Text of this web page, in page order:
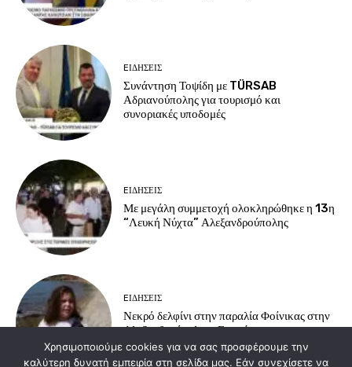
EΙΔΗΣΕΙΣ
Συνάντηση Τοψίδη με TÜRSAB
Αδριανούπολης για τουρισμό και
συνοριακές υποδομές
EΙΔΗΣΕΙΣ
Με μεγάλη συμμετοχή ολοκληρώθηκε η 13η
“Λευκή Νύχτα” Αλεξανδρούπολης
EΙΔΗΣΕΙΣ
Νεκρό δελφίνι στην παραλία Φοίνικας στην
Αλεξανδρούπολη – Επιχείρηση
περισυλλογής από τις αρχές.
Χρησιμοποιούμε cookies για να σας προσφέρουμε την
καλύτερη δυνατή εμπειρία στη σελίδα μας. Εάν συνεχίσετε να